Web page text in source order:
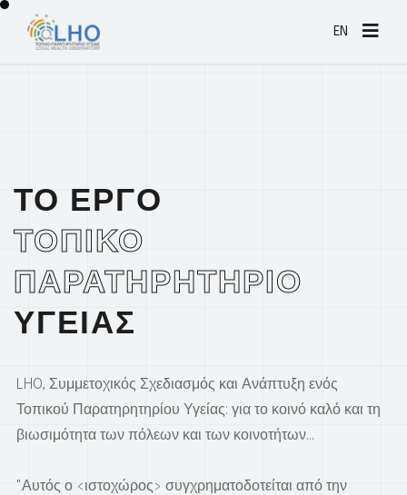
EN
ΤΟ ΕΡΓΟ
ΤΟΠΙΚΟ
ΠΑΡΑΤΗΡΗΤΗΡΙΟ
ΥΓΕΙΑΣ
LHO, Συμμετοχικός Σχεδιασμός και Ανάπτυξη ενός
Τοπικού Παρατηρητηρίου Υγείας: για το κοινό καλό και τη
βιωσιμότητα των πόλεων και των κοινοτήτων...
"Αυτός ο <ιστοχώρος> συγχρηματοδοτείται από την